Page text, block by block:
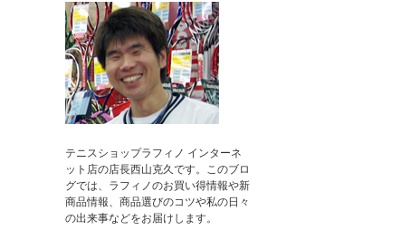
テニスショップラフィノ インターネ
ット店の店長西山克久です。このブロ
グでは、ラフィノのお買い得情報や新
商品情報、商品選びのコツや私の日々
の出来事などをお届けします。